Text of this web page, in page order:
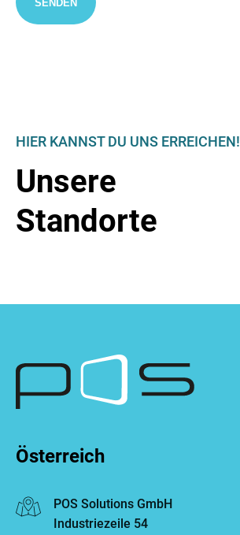
HIER KANNST DU UNS ERREICHEN!
Unsere
Standorte
Österreich
POS Solutions GmbH
Industriezeile 54